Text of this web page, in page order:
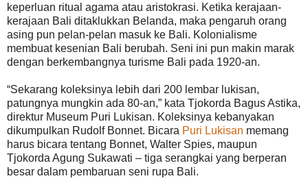
keperluan ritual agama atau aristokrasi. Ketika kerajaan-
kerajaan Bali ditaklukkan Belanda, maka pengaruh orang
asing pun pelan-pelan masuk ke Bali. Kolonialisme
membuat kesenian Bali berubah. Seni ini pun makin marak
dengan berkembangnya turisme Bali pada 1920-an.
“Sekarang koleksinya lebih dari 200 lembar lukisan,
patungnya mungkin ada 80-an,” kata Tjokorda Bagus Astika,
direktur Museum Puri Lukisan. Koleksinya kebanyakan
dikumpulkan Rudolf Bonnet. Bicara Puri Lukisan memang
harus bicara tentang Bonnet, Walter Spies, maupun
Tjokorda Agung Sukawati – tiga serangkai yang berperan
besar dalam pembaruan seni rupa Bali.